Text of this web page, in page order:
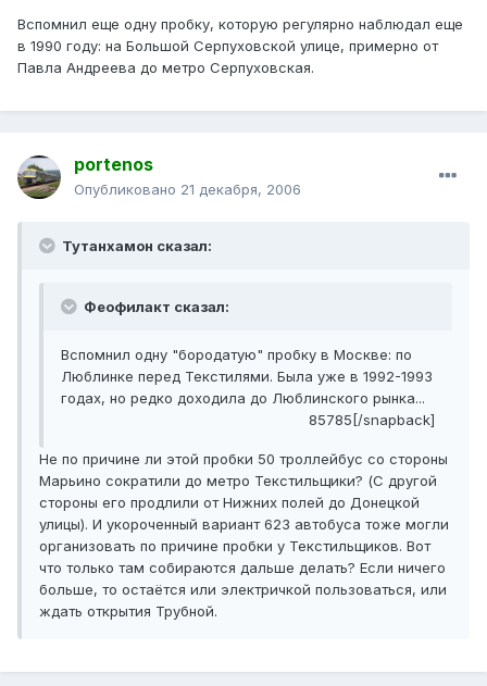
Вспомнил еще одну пробку, которую регулярно наблюдал еще
в 1990 году: на Большой Серпуховской улице, примерно от
Павла Андреева до метро Серпуховская.
portenos
Опубликовано 21 декабря, 2006
Тутанхамон сказал:
Феофилакт сказал:
Вспомнил одну "бородатую" пробку в Москве: по
Люблинке перед Текстилями. Была уже в 1992-1993
годах, но редко доходила до Люблинского рынка...
85785[/snapback]
Не по причине ли этой пробки 50 троллейбус со стороны
Марьино сократили до метро Текстильщики? (С другой
стороны его продлили от Нижних полей до Донецкой
улицы). И укороченный вариант 623 автобуса тоже могли
организовать по причине пробки у Текстильщиков. Вот
что только там собираются дальше делать? Если ничего
больше, то остаётся или электричкой пользоваться, или
ждать открытия Трубной.